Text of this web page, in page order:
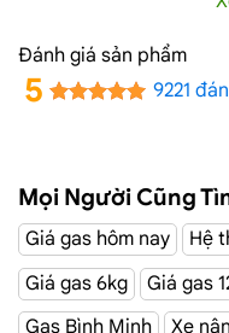
✅✔️ Gas đủ ký, chất
kiểm định định kỳ
✅✔️ Bán gas đúng
✅✔️ Giao gas và lắp
Đại Lý Gas
Giao Gas Sài Gònvới
Đánh giá sản phẩm
5 9221
Mọi Người Cũng
Giá gas hôm nay
Hệ
Giá gas 6kg
Giá gas
Gas Bình Minh
Xe